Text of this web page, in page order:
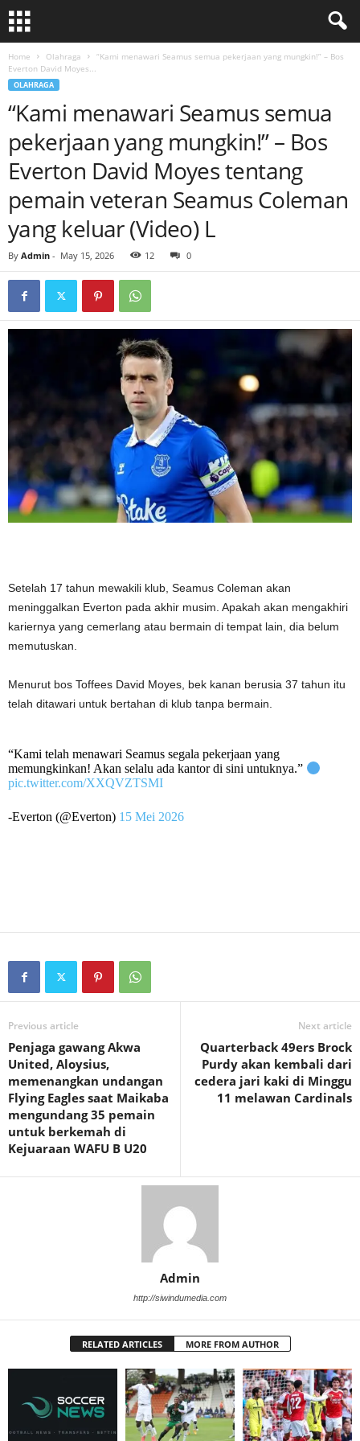
Home Olahraga
“Kami menawari Seamus semua pekerjaan yang mungkin!” – Bos
Everton David Moyes...
OLAHRAGA
“Kami menawari Seamus semua
pekerjaan yang mungkin!” – Bos
Everton David Moyes tentang
pemain veteran Seamus Coleman
yang keluar (Video) L
By Admin - May 15, 2026 12 0
Setelah 17 tahun mewakili klub, Seamus Coleman akan
meninggalkan Everton pada akhir musim. Apakah akan mengakhiri
kariernya yang cemerlang atau bermain di tempat lain, dia belum
memutuskan.
Menurut bos Toffees David Moyes, bek kanan berusia 37 tahun itu
telah ditawari untuk bertahan di klub tanpa bermain.
“Kami telah menawari Seamus segala pekerjaan yang
memungkinkan! Akan selalu ada kantor di sini untuknya.”
pic.twitter.com/XXQVZTSMI
-Everton (@Everton) 15 Mei 2026
Previous article
Penjaga gawang Akwa
United, Aloysius,
memenangkan undangan
Flying Eagles saat Maikaba
mengundang 35 pemain
untuk berkemah di
Kejuaraan WAFU B U20
Next article
Quarterback 49ers Brock
Purdy akan kembali dari
cedera jari kaki di Minggu
11 melawan Cardinals
Admin
http://siwindumedia.com
RELATED ARTICLES MORE FROM AUTHOR